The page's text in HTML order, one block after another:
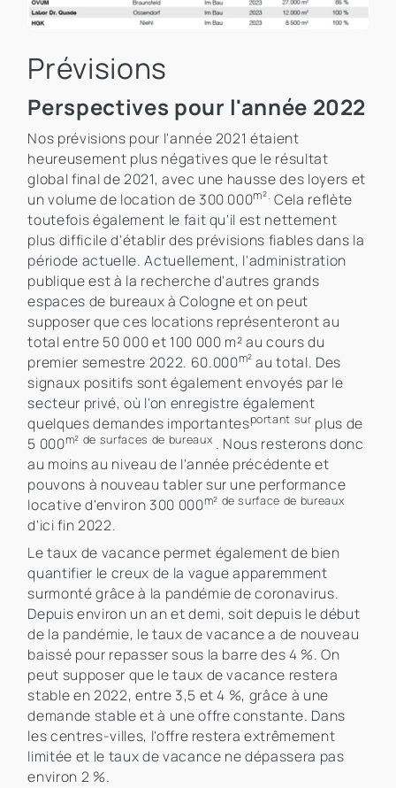
Prévisions
Perspectives pour l'année 2022
Nos prévisions pour l'année 2021 étaient
heureusement plus négatives que le résultat
global final de 2021, avec une hausse des loyers et
un volume de location de 300 000m². Cela reflète
toutefois également le fait qu'il est nettement
plus difficile d'établir des prévisions fiables dans la
période actuelle. Actuellement, l'administration
publique est à la recherche d'autres grands
espaces de bureaux à Cologne et on peut
supposer que ces locations représenteront au
total entre 50 000 et 100 000 m² au cours du
premier semestre 2022. 60.000m² au total. Des
signaux positifs sont également envoyés par le
secteur privé, où l'on enregistre également
quelques demandes importantesportant sur plus de
5 000m² de surfaces de bureaux . Nous resterons donc
au moins au niveau de l'année précédente et
pouvons à nouveau tabler sur une performance
locative d'environ 300 000m² de surface de bureaux
d'ici fin 2022.
Le taux de vacance permet également de bien
quantifier le creux de la vague apparemment
surmonté grâce à la pandémie de coronavirus.
Depuis environ un an et demi, soit depuis le début
de la pandémie, le taux de vacance a de nouveau
baissé pour repasser sous la barre des 4 %. On
peut supposer que le taux de vacance restera
stable en 2022, entre 3,5 et 4 %, grâce à une
demande stable et à une offre constante. Dans
les centres-villes, l'offre restera extrêmement
limitée et le taux de vacance ne dépassera pas
environ 2 %.